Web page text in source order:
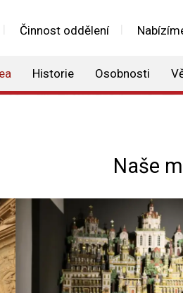
Činnost oddělení
Historie Osobnosti
Naše